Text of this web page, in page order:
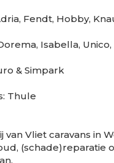
Fendt, Hobby,
Isabella, Unico,
& Simpark
Thule
van Vliet caravans in
(schade)reparatie